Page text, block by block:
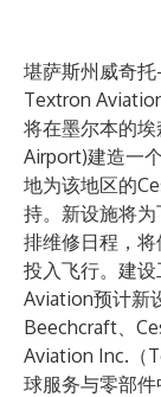
堪萨斯州威奇托
Textron
将在墨尔本的
Airport)建造一
地为该地区的
持。新设施将
排维修日程，
投入飞行。建
Aviation预计新
Beechcraft、
Aviation Inc. （
球服务与零部